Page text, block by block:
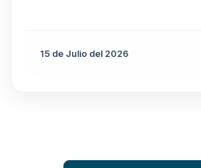
15 de Julio del 2026